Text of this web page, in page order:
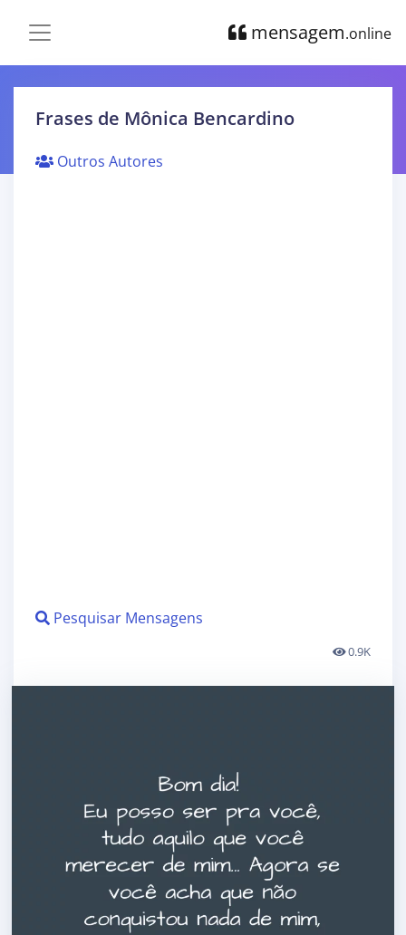
mensagem.online
Frases de Mônica Bencardino
Outros Autores
Pesquisar Mensagens
0.9K